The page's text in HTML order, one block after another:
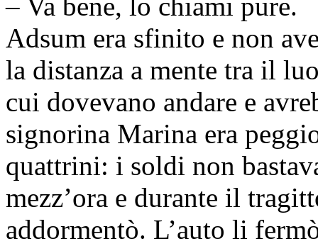
– Va bene, lo chiami pure.
Adsum era sfinito e non
la distanza a mente tra il
cui dovevano andare e
signorina Marina era
quattrini: i soldi non
mezz’ora e durante il
addormentò. L’auto li